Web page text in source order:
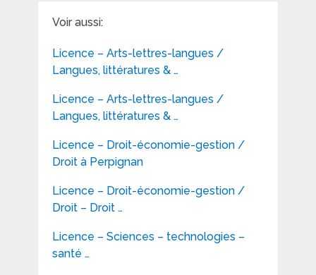
Voir aussi:
Licence – Arts-lettres-langues /
Langues, littératures & …
Licence – Arts-lettres-langues /
Langues, littératures & …
Licence – Droit-économie-gestion /
Droit à Perpignan
Licence – Droit-économie-gestion /
Droit – Droit …
Licence – Sciences – technologies –
santé …